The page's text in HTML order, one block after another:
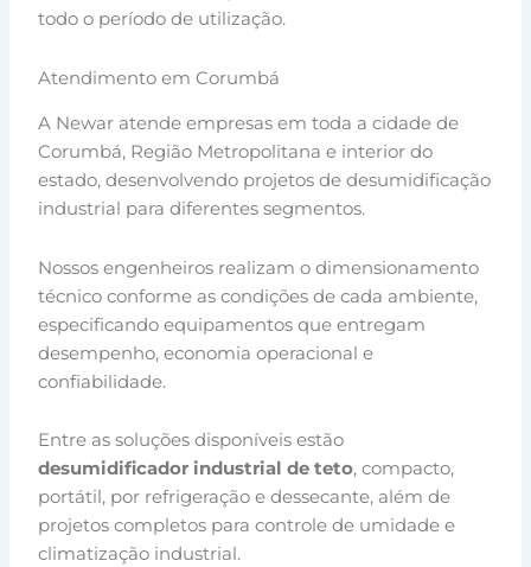
todo o período de utilização.
Atendimento em Corumbá
A Newar atende empresas em toda a cidade de
Corumbá, Região Metropolitana e interior do
estado, desenvolvendo projetos de desumidificação
industrial para diferentes segmentos.
Nossos engenheiros realizam o dimensionamento
técnico conforme as condições de cada ambiente,
especificando equipamentos que entregam
desempenho, economia operacional e
confiabilidade.
Entre as soluções disponíveis estão
desumidificador industrial de teto, compacto,
portátil, por refrigeração e dessecante, além de
projetos completos para controle de umidade e
climatização industrial.